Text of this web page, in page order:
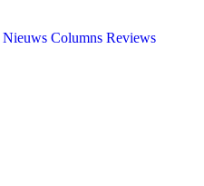
Nieuws Columns Reviews